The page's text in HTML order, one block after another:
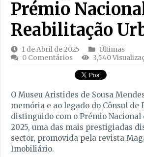
Prémio
Reabilitação
1 de Abril de 2025
Últimas
0 Comentários
3,540
O Museu Aristides de Sousa
memória e ao legado do Cônsul de
distinguido com o Prémio
2025, uma das mais prestigiadas
sector, promovida pela revista
Imobiliário.